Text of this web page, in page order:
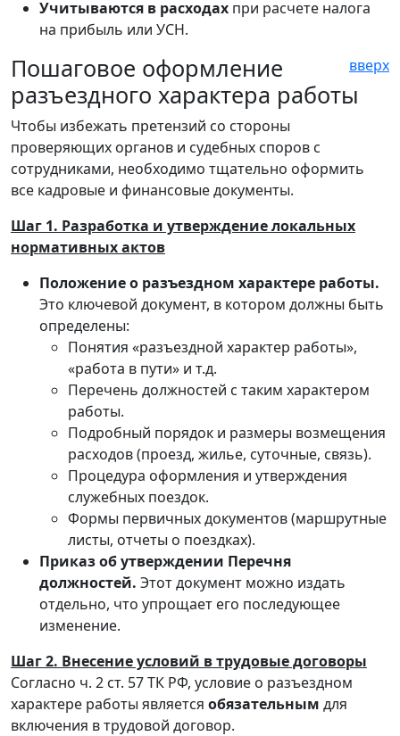
Учитываются в расходах при расчете налога
на прибыль или УСН.
вверх
Пошаговое оформление
разъездного характера работы
Чтобы избежать претензий со стороны
проверяющих органов и судебных споров с
сотрудниками, необходимо тщательно оформить
все кадровые и финансовые документы.
Шаг 1. Разработка и утверждение локальных
нормативных актов
Положение о разъездном характере работы.
Это ключевой документ, в котором должны быть
определены:
Понятия «разъездной характер работы»,
«работа в пути» и т.д.
Перечень должностей с таким характером
работы.
Подробный порядок и размеры возмещения
расходов (проезд, жилье, суточные, связь).
Процедура оформления и утверждения
служебных поездок.
Формы первичных документов (маршрутные
листы, отчеты о поездках).
Приказ об утверждении Перечня
должностей. Этот документ можно издать
отдельно, что упрощает его последующее
изменение.
Шаг 2. Внесение условий в трудовые договоры
Согласно ч. 2 ст. 57 ТК РФ, условие о разъездном
характере работы является обязательным для
включения в трудовой договор.